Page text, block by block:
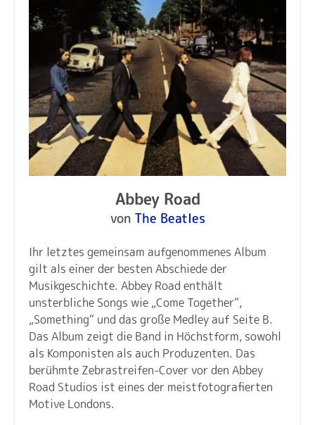
Abbey Road
von The Beatles
Ihr letztes gemeinsam aufgenommenes Album
gilt als einer der besten Abschiede der
Musikgeschichte. Abbey Road enthält
unsterbliche Songs wie „Come Together“,
„Something“ und das große Medley auf Seite B.
Das Album zeigt die Band in Höchstform, sowohl
als Komponisten als auch Produzenten. Das
berühmte Zebrastreifen-Cover vor den Abbey
Road Studios ist eines der meistfotografierten
Motive Londons.